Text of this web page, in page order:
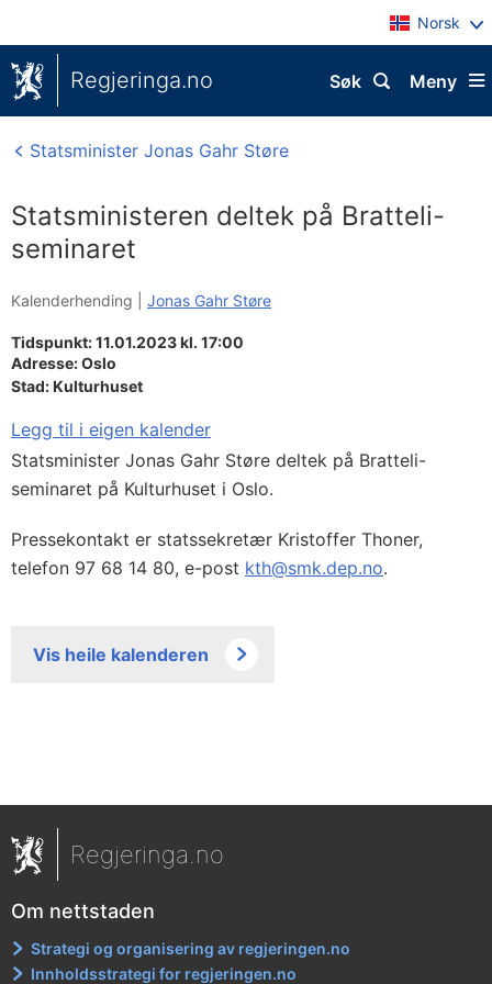
Norsk
Regjeringa.no Meny
Søk
Statsminister Jonas Gahr Støre
Statsministeren deltek på Bratteli-
seminaret
Kalenderhending | Jonas Gahr Støre
Tidspunkt: 11.01.2023 kl. 17:00
Adresse:Oslo
Stad:Kulturhuset
Legg til i eigen kalender
Statsminister Jonas Gahr Støre deltek på Bratteli-
seminaret på Kulturhuset i Oslo.
Pressekontakt er statssekretær Kristoffer Thoner,
telefon 97 68 14 80, e-post kth@smk.dep.no.
Vis heile kalenderen
Regjeringa.no
Om nettstaden
Strategi og organisering av regjeringen.no
Innholdsstrategi for regjeringen.no